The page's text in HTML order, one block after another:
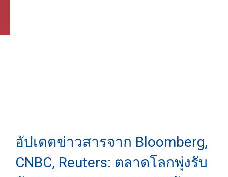
อัปเดตข่าวสารจาก Bloomberg,
CNBC, Reuters: ตลาดโลกพุ่งรับ